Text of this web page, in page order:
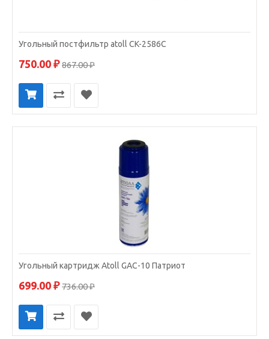
Угольный постфильтр atoll CK-2586C
750.00 ₽ 867.00 ₽
Угольный картридж Atoll GAC-10 Патриот
699.00 ₽ 736.00 ₽